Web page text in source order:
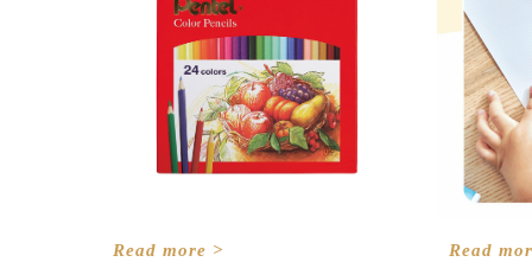
Read more > Read